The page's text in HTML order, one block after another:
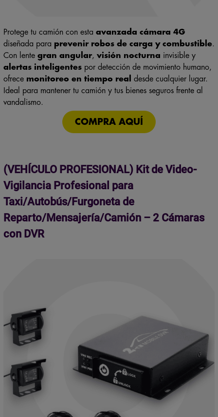
diseñada paraprevenir robos de carga y combustible
Con lentegran angular,visión nocturna invisible y
alertas inteligentespor detección de movimiento humano,
ofrecemonitoreo en tiempo real desde cualquier lugar.
Ideal para mantener tu camión y tus bienes seguros frente al
vandalismo.
COMPRA AQUÍ
(VEHÍCULO PROFESIONAL) Kit de Video-
Vigilancia Profesional para
Taxi/Autobús/Furgoneta de
Reparto/Mensajería/Camión – 2 Cámaras
con DVR